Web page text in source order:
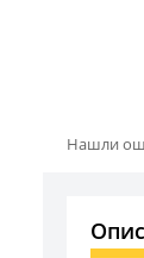
Нашли